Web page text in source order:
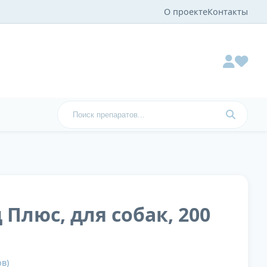
О проектеКонтакты
Плюс, для собак, 200